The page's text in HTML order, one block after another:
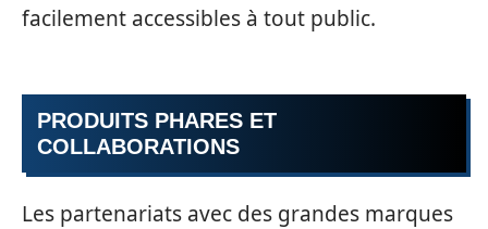
facilement accessibles à tout public.
PRODUITS PHARES ET
COLLABORATIONS
Les partenariats avec des grandes marques